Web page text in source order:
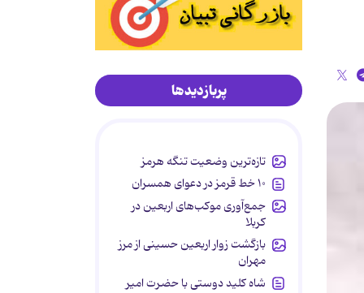
پربازدیدها
تازه‌ترین وضعیت تنگه هرمز
۱۰ خط قرمز در دعوای همسران
جمع‌آوری موکب‌های اربعین در
کربلا
بازگشت زوار اربعین حسینی از مرز
مهران
شاه کلید دوستی با حضرت امیر